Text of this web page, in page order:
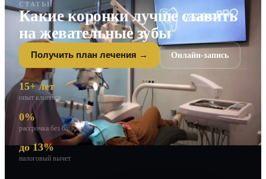
СТАТЬИ
Какие коронки лучше ставить
на жевательные зубы
Получить план лечения → Онлайн-запись
15+ лет
опыт клиники
0%
рассрочка без банка
до 13%
налоговый вычет